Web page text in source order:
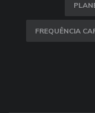
FREQUÊNCIA